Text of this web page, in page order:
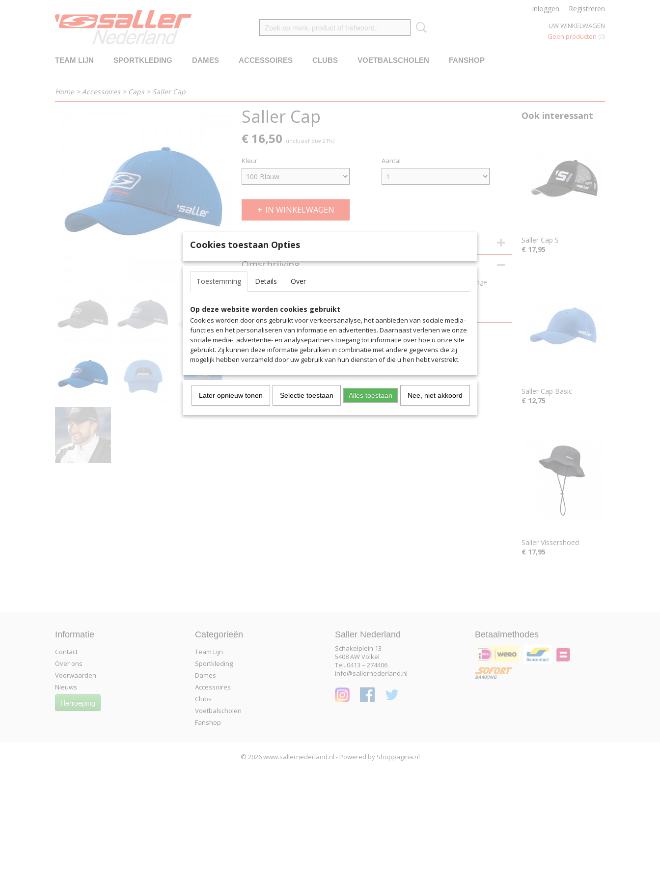
Inloggen Registreren
UW WINKELWAGEN
Geen producten (0)
TEAM LIJN SPORTKLEDING DAMES ACCESSOIRES CLUBS VOETBALSCHOLEN FANSHOP
Home> Accessoires > Caps > Saller Cap
Saller Cap
€ 16,50 (inclusief btw 21%)
Kleur Aantal
IN WINKELWAGEN
Specificaties
Productcode
4018
EAN code
Productcode leverancier
Omschrijving
Met de SallerBase Cap krijg je een sportieve uitstraling met borduurwerk van hoge
kwaliteit.
draagcomfort.
Ook interessant
Saller Cap S
€ 17,95
Saller Cap Basic
€ 12,75
Saller Vissershoed
€ 17,95
Informatie
Contact
Over ons
Voorwaarden
Nieuws
Herroeping
Categorieën
Team Lijn
Sportkleding
Dames
Accessoires
Clubs
Voetbalscholen
Fanshop
Saller Nederland
Schakelplein 13
5408 AW Volkel
Tel. 0413 – 274406
info@sallernederland.nl
Betaalmethodes
© 2026 www.sallernederland.nl - Powered by Shoppagina.nl
Cookies toestaan Opties
Toestemming Details Over
Op deze website worden cookies gebruikt
Cookies worden door ons gebruikt voor verkeersanalyse, het aanbieden van sociale media-
functies en het personaliseren van informatie en advertenties. Daarnaast verlenen we onze
sociale media-, advertentie- en analysepartners toegang tot informatie over hoe u onze site
gebruikt. Zij kunnen deze informatie gebruiken in combinatie met andere gegevens die zij
mogelijk hebben verzameld door uw gebruik van hun diensten of die u hen hebt verstrekt.
Later opnieuw tonen Selectie toestaan Alles toestaan Nee, niet akkoord